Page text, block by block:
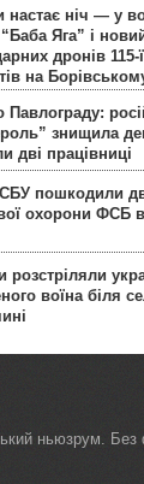
настає ніч — у
Яга” і
дронів
на
Павлограду:
знищила
дві працівниці
пошкодили
охорони ФСБ
розстріляли
воїна біля
ньюзрум. Без